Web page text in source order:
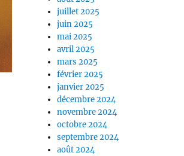
juillet 2025
juin 2025
mai 2025
avril 2025
mars 2025
février 2025
janvier 2025
décembre 2024
novembre 2024
octobre 2024
septembre 2024
août 2024